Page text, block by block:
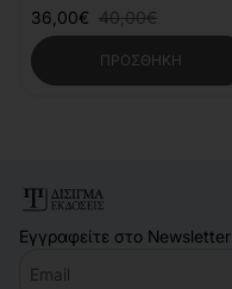
36,00€ 40,00€
ΠΡΟΣΘΉΚΗ
Εγγραφείτε στο Newsletter